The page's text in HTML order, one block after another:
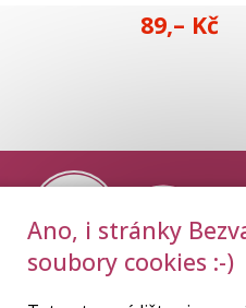
89,– Kč
Ano, i stránky
soubory cookies :-)